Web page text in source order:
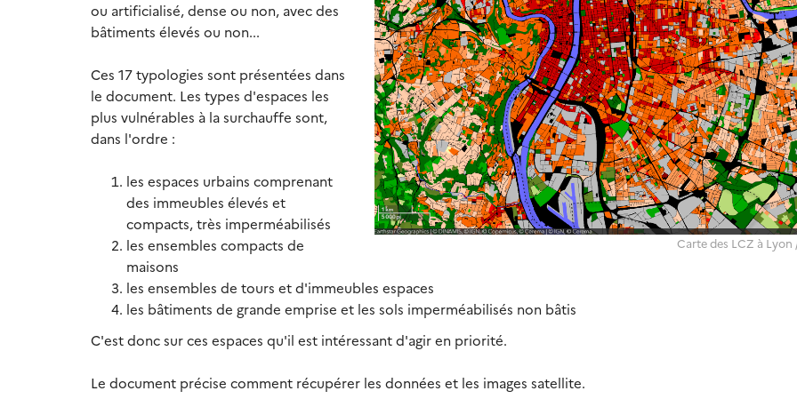
Carte des LCZ à Lyon
ou artificialisé, dense ou non, avec des
bâtiments élevés ou non...
Ces 17 typologies sont présentées dans
le document. Les types d'espaces les
plus vulnérables à la surchauffe sont,
dans l'ordre :
les espaces urbains comprenant
des immeubles élevés et
compacts, très imperméabilisés
les ensembles compacts de
maisons
les ensembles de tours et d'immeubles espaces
les bâtiments de grande emprise et les sols imperméabilisés non bâtis
C'est donc sur ces espaces qu'il est intéressant d'agir en priorité.
Le document précise comment récupérer les données et les images satellite.